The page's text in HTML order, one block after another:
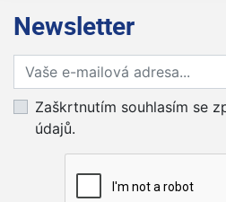
Newsletter
Přihlaste se k odběru novinek
Zaškrtnutím souhlasím se
údajů.